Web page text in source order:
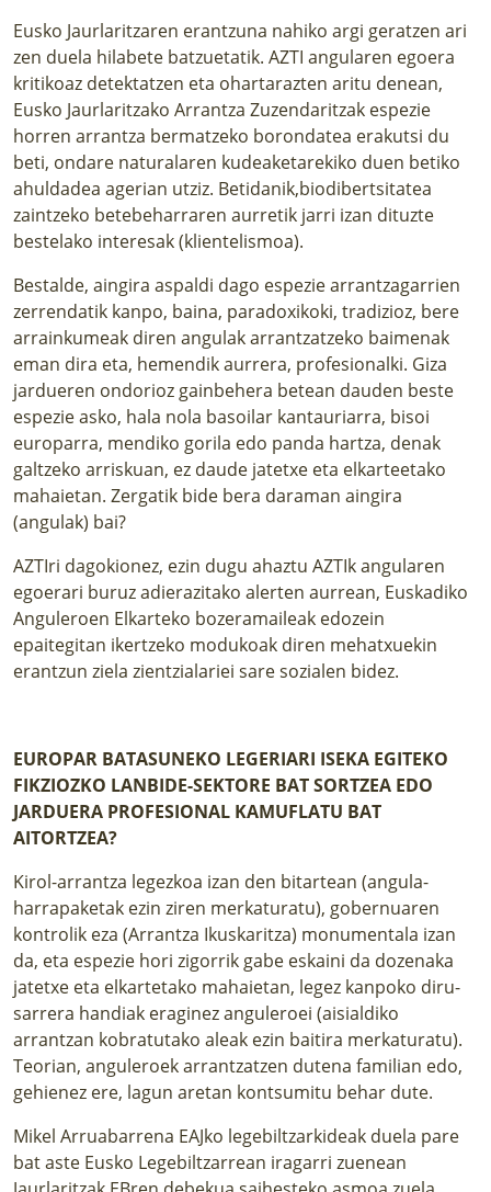
Eusko Jaurlaritzaren erantzuna nahiko argi geratzen ari
zen duela hilabete batzuetatik. AZTI angularen egoera
kritikoaz detektatzen eta ohartarazten aritu denean,
Eusko Jaurlaritzako Arrantza Zuzendaritzak espezie
horren arrantza bermatzeko borondatea erakutsi du
beti, ondare naturalaren kudeaketarekiko duen betiko
ahuldadea agerian utziz. Betidanik,biodibertsitatea
zaintzeko betebeharraren aurretik jarri izan dituzte
bestelako interesak (klientelismoa).
Bestalde, aingira aspaldi dago espezie arrantzagarrien
zerrendatik kanpo, baina, paradoxikoki, tradizioz, bere
arrainkumeak diren angulak arrantzatzeko baimenak
eman dira eta, hemendik aurrera, profesionalki. Giza
jardueren ondorioz gainbehera betean dauden beste
espezie asko, hala nola basoilar kantauriarra, bisoi
europarra, mendiko gorila edo panda hartza, denak
galtzeko arriskuan, ez daude jatetxe eta elkarteetako
mahaietan. Zergatik bide bera daraman aingira
(angulak) bai?
AZTIri dagokionez, ezin dugu ahaztu AZTIk angularen
egoerari buruz adierazitako alerten aurrean, Euskadiko
Anguleroen Elkarteko bozeramaileak edozein
epaitegitan ikertzeko modukoak diren mehatxuekin
erantzun ziela zientzialariei sare sozialen bidez.
EUROPAR BATASUNEKO LEGERIARI ISEKA EGITEKO
FIKZIOZKO LANBIDE-SEKTORE BAT SORTZEA EDO
JARDUERA PROFESIONAL KAMUFLATU BAT
AITORTZEA?
Kirol-arrantza legezkoa izan den bitartean (angula-
harrapaketak ezin ziren merkaturatu), gobernuaren
kontrolik eza (Arrantza Ikuskaritza) monumentala izan
da, eta espezie hori zigorrik gabe eskaini da dozenaka
jatetxe eta elkartetako mahaietan, legez kanpoko diru-
sarrera handiak eraginez anguleroei (aisialdiko
arrantzan kobratutako aleak ezin baitira merkaturatu).
Teorian, anguleroek arrantzatzen dutena familian edo,
gehienez ere, lagun aretan kontsumitu behar dute.
Mikel Arruabarrena EAJko legebiltzarkideak duela pare
bat aste Eusko Legebiltzarrean iragarri zuenean